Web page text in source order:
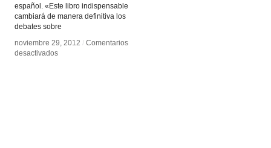
español. «Este libro indispensable
cambiará de manera definitiva los
debates sobre
noviembre 29, 2012 / Comentarios
desactivadosen
noviembre 29, 2012 / Comentarios
desactivadosen